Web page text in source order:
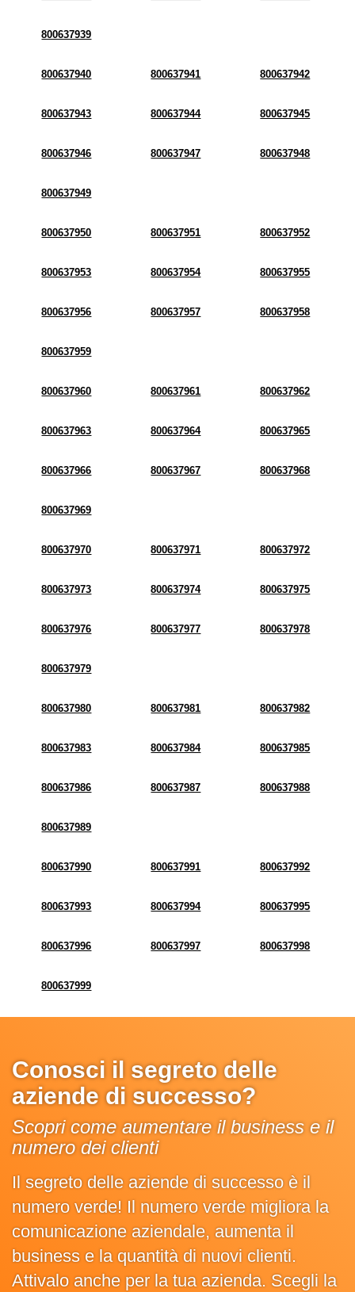
800637939
800637940 800637941 800637942
800637943 800637944 800637945
800637946 800637947 800637948
800637949
800637950 800637951 800637952
800637953 800637954 800637955
800637956 800637957 800637958
800637959
800637960 800637961 800637962
800637963 800637964 800637965
800637966 800637967 800637968
800637969
800637970 800637971 800637972
800637973 800637974 800637975
800637976 800637977 800637978
800637979
800637980 800637981 800637982
800637983 800637984 800637985
800637986 800637987 800637988
800637989
800637990 800637991 800637992
800637993 800637994 800637995
800637996 800637997 800637998
800637999
Conosci il segreto delle
aziende di successo?
Scopri come aumentare il business e il
numero dei clienti
Il segreto delle aziende di successo è il
numero verde! Il numero verde migliora la
comunicazione aziendale, aumenta il
business e la quantità di nuovi clienti.
Attivalo anche per la tua azienda. Scegli la